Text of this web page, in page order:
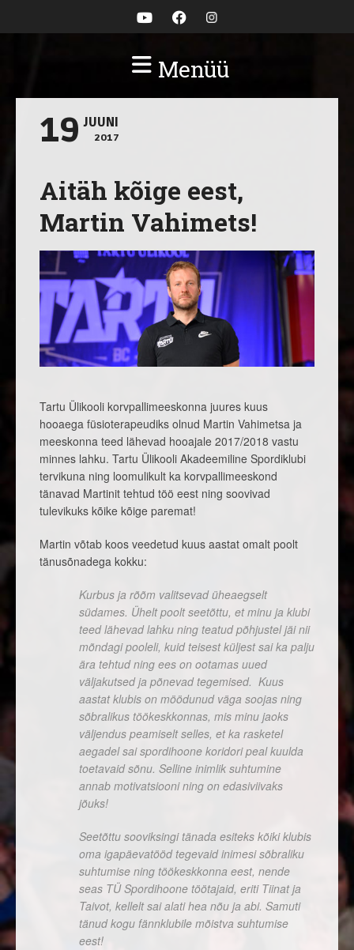
Menüü
19 JUUNI
2017
Aitäh kõige eest,
Martin Vahimets!
Tartu Ülikooli korvpallimeeskonna juures kuus
hooaega füsioterapeudiks olnud Martin Vahimetsa ja
meeskonna teed lähevad hooajale 2017/2018 vastu
minnes lahku. Tartu Ülikooli Akadeemiline Spordiklubi
tervikuna ning loomulikult ka korvpallimeeskond
tänavad Martinit tehtud töö eest ning soovivad
tulevikuks kõike kõige paremat!
Martin võtab koos veedetud kuus aastat omalt poolt
tänusõnadega kokku:
Kurbus ja rõõm valitsevad üheaegselt
südames. Ühelt poolt seetõttu, et minu ja klubi
teed lähevad lahku ning teatud põhjustel jäi nii
mõndagi pooleli, kuid teisest küljest sai ka palju
ära tehtud ning ees on ootamas uued
väljakutsed ja põnevad tegemised. Kuus
aastat klubis on möödunud väga soojas ning
sõbralikus töökeskkonnas, mis minu jaoks
väljendus peamiselt selles, et ka rasketel
aegadel sai spordihoone koridori peal kuulda
toetavaid sõnu. Selline inimlik suhtumine
annab motivatsiooni ning on edasiviivaks
jõuks!
Seetõttu sooviksingi tänada esiteks kõiki klubis
oma igapäevatööd tegevaid inimesi sõbraliku
suhtumise ning töökeskkonna eest, nende
seas TÜ Spordihoone töötajaid, eriti Tiinat ja
Taivot, kellelt sai alati hea nõu ja abi. Samuti
tänud kogu fännklubile mõistva suhtumise
eest!